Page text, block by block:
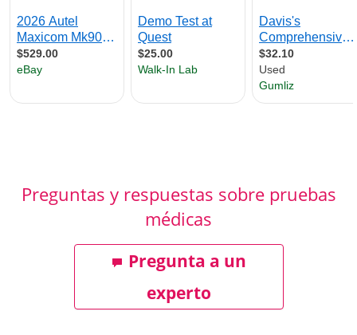
Preguntas y respuestas sobre pruebas
médicas
Pregunta a un
experto